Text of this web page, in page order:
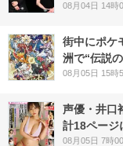
08月04日 14時
街中にポケ
洲で“伝説
08月05日 15時
声優・井口
計18ページ
08月05日 7時